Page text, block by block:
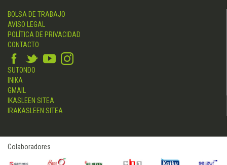
BOLSA DE TRABAJO
AVISO LEGAL
POLÍTICA DE PRIVACIDAD
CONTACTO
SUTONDO
INIKA
GMAIL
IKASLEEN SITEA
IRAKASLEEN SITEA
Colaboradores